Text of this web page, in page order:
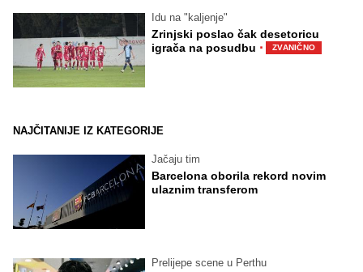
Idu na "kaljenje"
Zrinjski poslao čak desetoricu
igrača na posudbu · ZVANIČNO
NAJČITANIJE IZ KATEGORIJE
Jačaju tim
Barcelona oborila rekord novim
ulaznim transferom
Prelijepe scene u Perthu